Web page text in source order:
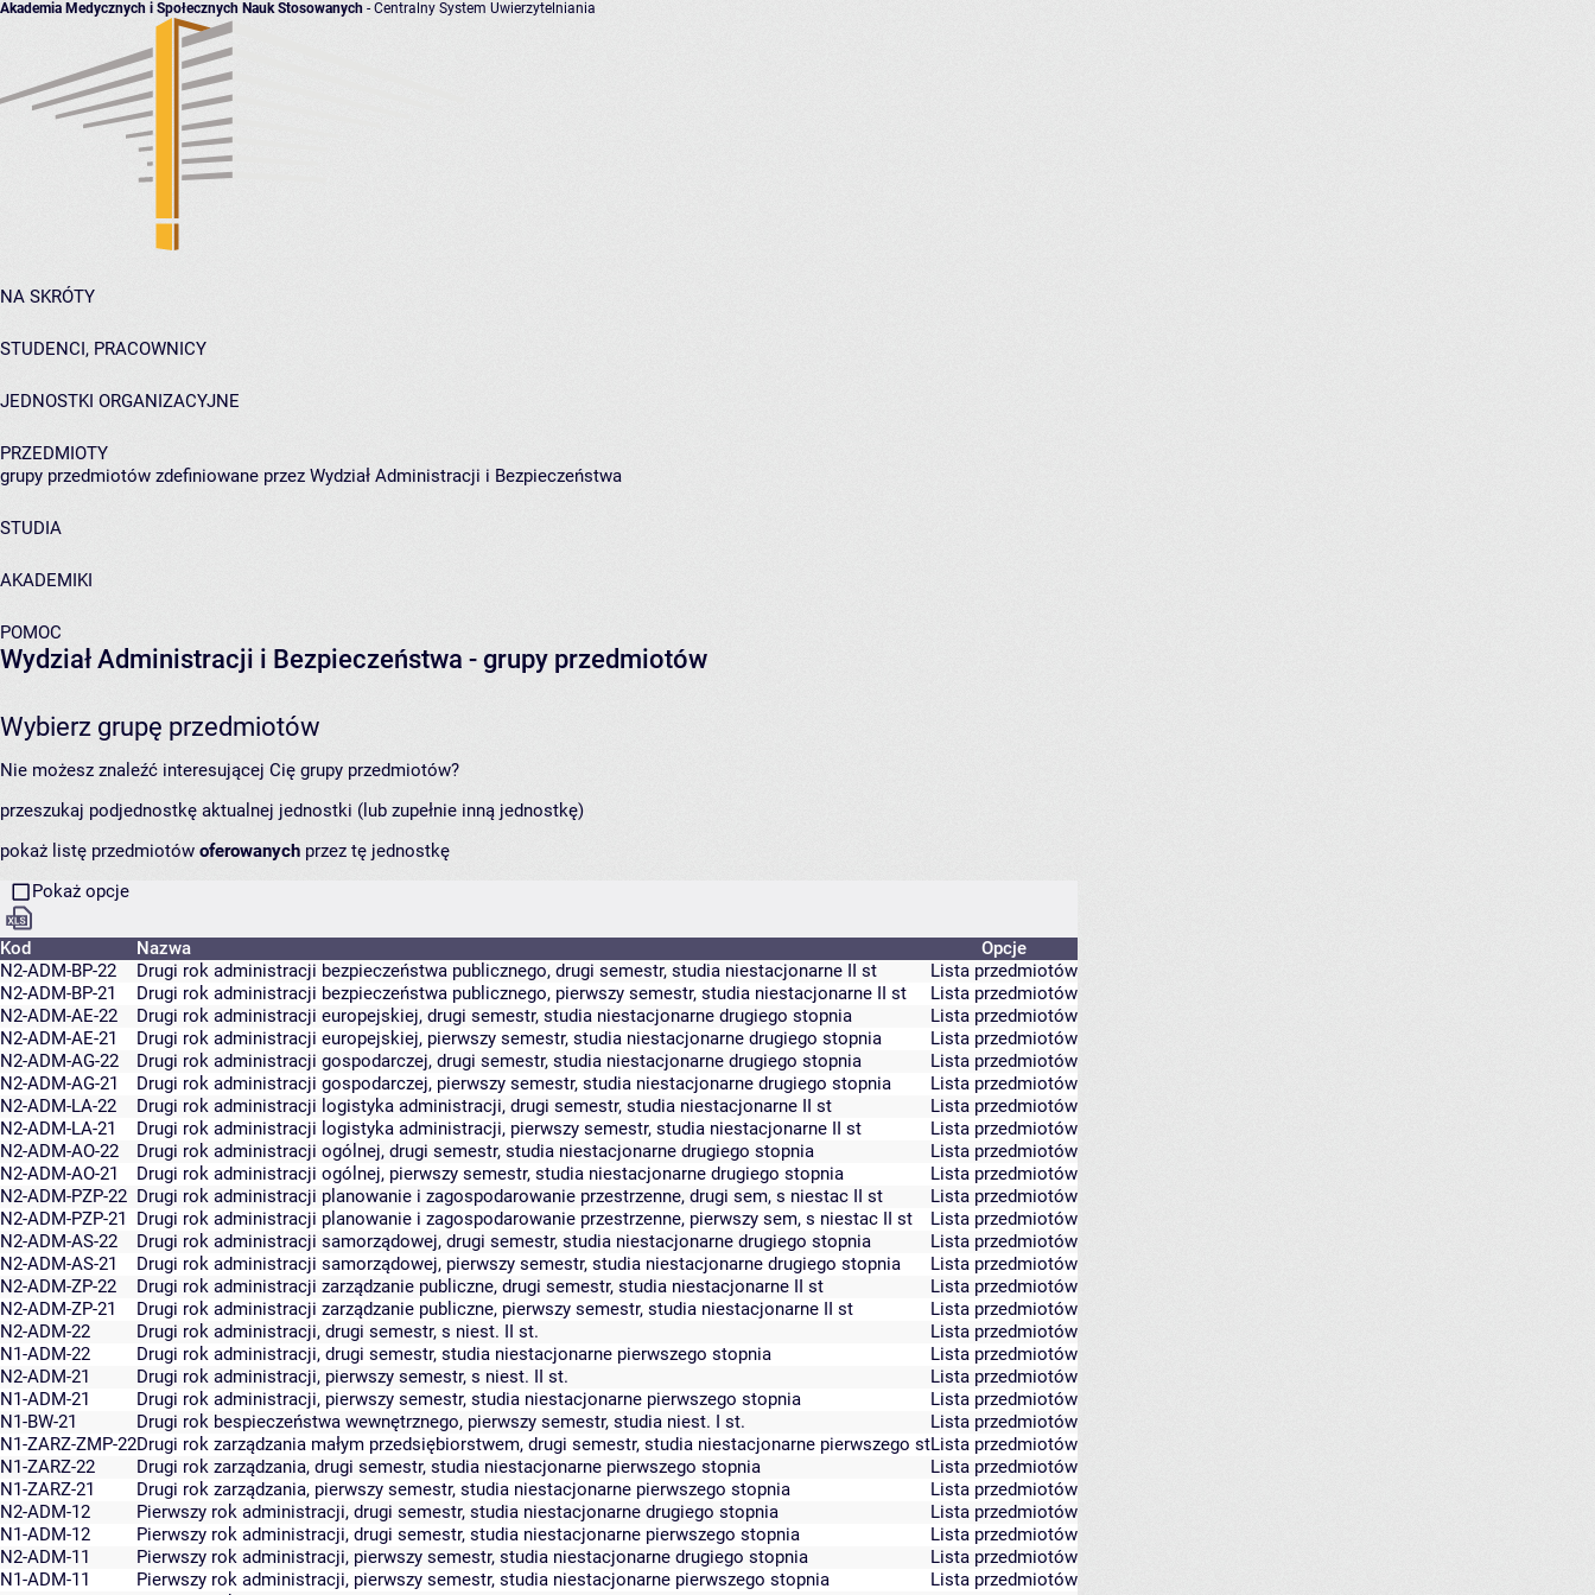
Akademia Medycznych i Społecznych Nauk Stosowanych - Centralny System Uwierzytelniania
NA SKRÓTY
STUDENCI, PRACOWNICY
JEDNOSTKI ORGANIZACYJNE
PRZEDMIOTY
grupy przedmiotów zdefiniowane przez Wydział Administracji i Bezpieczeństwa
STUDIA
AKADEMIKI
POMOC
Wydział Administracji i Bezpieczeństwa - grupy przedmiotów
Wybierz grupę przedmiotów
Nie możesz znaleźć interesującej Cię grupy przedmiotów?
przeszukaj podjednostkę aktualnej jednostki (lub zupełnie inną jednostkę)
pokaż listę przedmiotów oferowanych przez tę jednostkę
Pokaż opcje
Kod Nazwa
Opcje
N2-ADM-BP-22
Drugi rok administracji bezpieczeństwa publicznego, drugi semestr, studia niestacjonarne II st
Lista przedmiotów
N2-ADM-BP-21
Drugi rok administracji bezpieczeństwa publicznego, pierwszy semestr, studia niestacjonarne II st
Lista przedmiotów
N2-ADM-AE-22
Drugi rok administracji europejskiej, drugi semestr, studia niestacjonarne drugiego stopnia
Lista przedmiotów
N2-ADM-AE-21
Drugi rok administracji europejskiej, pierwszy semestr, studia niestacjonarne drugiego stopnia
Lista przedmiotów
N2-ADM-AG-22
Drugi rok administracji gospodarczej, drugi semestr, studia niestacjonarne drugiego stopnia
Lista przedmiotów
N2-ADM-AG-21
Drugi rok administracji gospodarczej, pierwszy semestr, studia niestacjonarne drugiego stopnia
Lista przedmiotów
N2-ADM-LA-22
Drugi rok administracji logistyka administracji, drugi semestr, studia niestacjonarne II st
Lista przedmiotów
N2-ADM-LA-21
Drugi rok administracji logistyka administracji, pierwszy semestr, studia niestacjonarne II st
Lista przedmiotów
N2-ADM-AO-22
Drugi rok administracji ogólnej, drugi semestr, studia niestacjonarne drugiego stopnia
Lista przedmiotów
N2-ADM-AO-21
Drugi rok administracji ogólnej, pierwszy semestr, studia niestacjonarne drugiego stopnia
Lista przedmiotów
N2-ADM-PZP-22 Drugi rok administracji planowanie i zagospodarowanie przestrzenne, drugi sem, s niestac II st
Lista przedmiotów
N2-ADM-PZP-21
Drugi rok administracji planowanie i zagospodarowanie przestrzenne, pierwszy sem, s niestac II st
Lista przedmiotów
N2-ADM-AS-22
Drugi rok administracji samorządowej, drugi semestr, studia niestacjonarne drugiego stopnia
Lista przedmiotów
N2-ADM-AS-21
Drugi rok administracji samorządowej, pierwszy semestr, studia niestacjonarne drugiego stopnia
Lista przedmiotów
N2-ADM-ZP-22
Drugi rok administracji zarządzanie publiczne, drugi semestr, studia niestacjonarne II st
Lista przedmiotów
N2-ADM-ZP-21
Drugi rok administracji zarządzanie publiczne, pierwszy semestr, studia niestacjonarne II st
Lista przedmiotów
N2-ADM-22
Drugi rok administracji, drugi semestr, s niest. II st.
Lista przedmiotów
N1-ADM-22
Drugi rok administracji, drugi semestr, studia niestacjonarne pierwszego stopnia
Lista przedmiotów
N2-ADM-21
Drugi rok administracji, pierwszy semestr, s niest. II st.
Lista przedmiotów
N1-ADM-21
Drugi rok administracji, pierwszy semestr, studia niestacjonarne pierwszego stopnia
Lista przedmiotów
N1-BW-21
Drugi rok bespieczeństwa wewnętrznego, pierwszy semestr, studia niest. I st.
Lista przedmiotów
N1-ZARZ-ZMP-22Drugi rok zarządzania małym przedsiębiorstwem, drugi semestr, studia niestacjonarne pierwszego stLista przedmiotów
N1-ZARZ-22
Drugi rok zarządzania, drugi semestr, studia niestacjonarne pierwszego stopnia
Lista przedmiotów
N1-ZARZ-21
Drugi rok zarządzania, pierwszy semestr, studia niestacjonarne pierwszego stopnia
Lista przedmiotów
N2-ADM-12
Pierwszy rok administracji, drugi semestr, studia niestacjonarne drugiego stopnia
Lista przedmiotów
N1-ADM-12
Pierwszy rok administracji, drugi semestr, studia niestacjonarne pierwszego stopnia
Lista przedmiotów
N2-ADM-11
Pierwszy rok administracji, pierwszy semestr, studia niestacjonarne drugiego stopnia
Lista przedmiotów
N1-ADM-11
Pierwszy rok administracji, pierwszy semestr, studia niestacjonarne pierwszego stopnia
Lista przedmiotów